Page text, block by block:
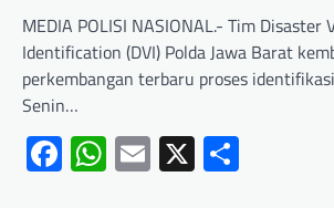
MEDIA POLISI NASIONAL.- Tim Disaster
Identification (DVI) Polda Jawa Barat
perkembangan terbaru proses
Senin…
Facebook
WhatsApp
Email
X